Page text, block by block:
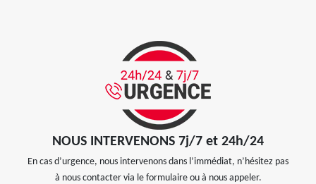
NOUS INTERVENONS 7j/7 et 24h/24
En cas d’urgence, nous intervenons dans l’immédiat, n’hésitez pas
à nous contacter via le formulaire ou à nous appeler.